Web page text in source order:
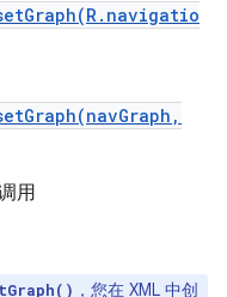
用
，您在 XML 中创